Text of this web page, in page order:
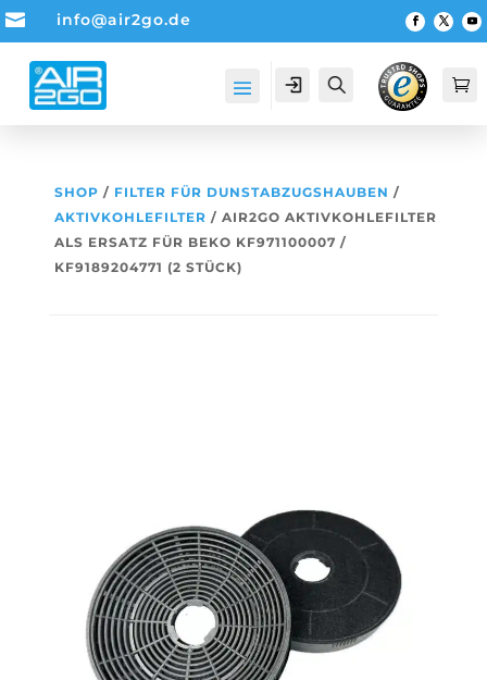
 info@air2go.de
Account Suche 
SHOP / FILTER FÜR DUNSTABZUGSHAUBEN /
AKTIVKOHLEFILTER / AIR2GO AKTIVKOHLEFILTER
ALS ERSATZ FÜR BEKO KF971100007 /
KF9189204771 (2 STÜCK)